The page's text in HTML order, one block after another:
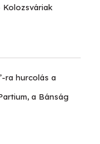
Kolozsváriak
ra hurcolás a
a Bánság